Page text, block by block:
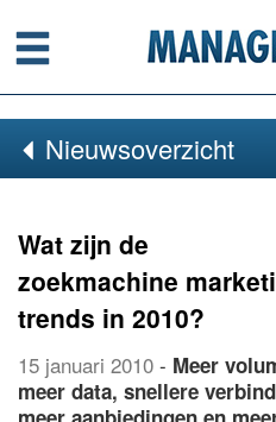
Menu
Nieuwsoverzicht
Wat zijn de
zoekmachine
trends in 2010?
15 januari 2010 - Meer
meer data, snellere